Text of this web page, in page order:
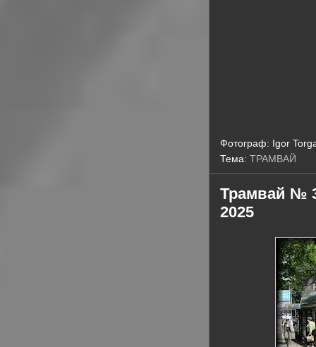
Фотограф: Igor
Тема: ТРАМВАЙ
Трамвай №
2025